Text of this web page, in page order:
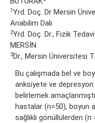
1Yrd. Doç. Dr Mersin
Anabilim Dalı
2Yrd. Doç. Dr., Fizik
MERSİN
3Dr., Mersin Üniversitesi
Bu çalışmada bel ve
anksiyete ve
belirlemek
hastalar (n=50), boyun
sağlıklı gönüllülerden